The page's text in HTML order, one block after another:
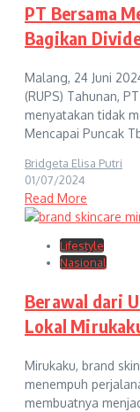
PT Bersama
Bagikan
Malang, 24 Juni
(RUPS) Tahunan,
menyatakan tidak
Mencapai Puncak
Bridgeta Elisa Putri
01/07/2024
Read More
Lifestyle
Nasional
Berawal dari
Lokal
Mirukaku, brand
menempuh
membuatnya